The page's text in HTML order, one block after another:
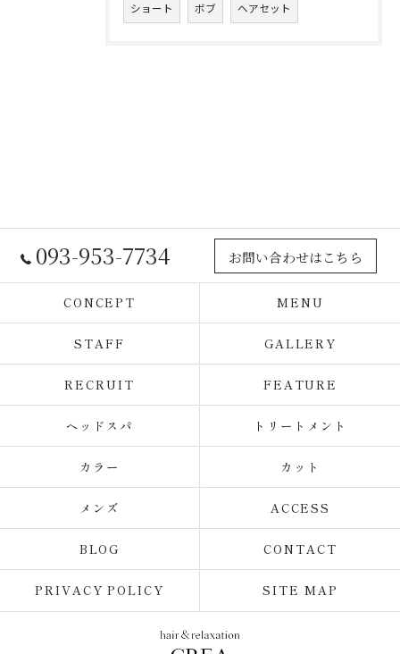
ショート ボブ ヘアセット
093-953-7734 お問い合わせはこちら
CONCEPT MENU
STAFF GALLERY
RECRUIT FEATURE
ヘッドスパ トリートメント
カラー カット
メンズ ACCESS
BLOG CONTACT
PRIVACY POLICY SITE MAP